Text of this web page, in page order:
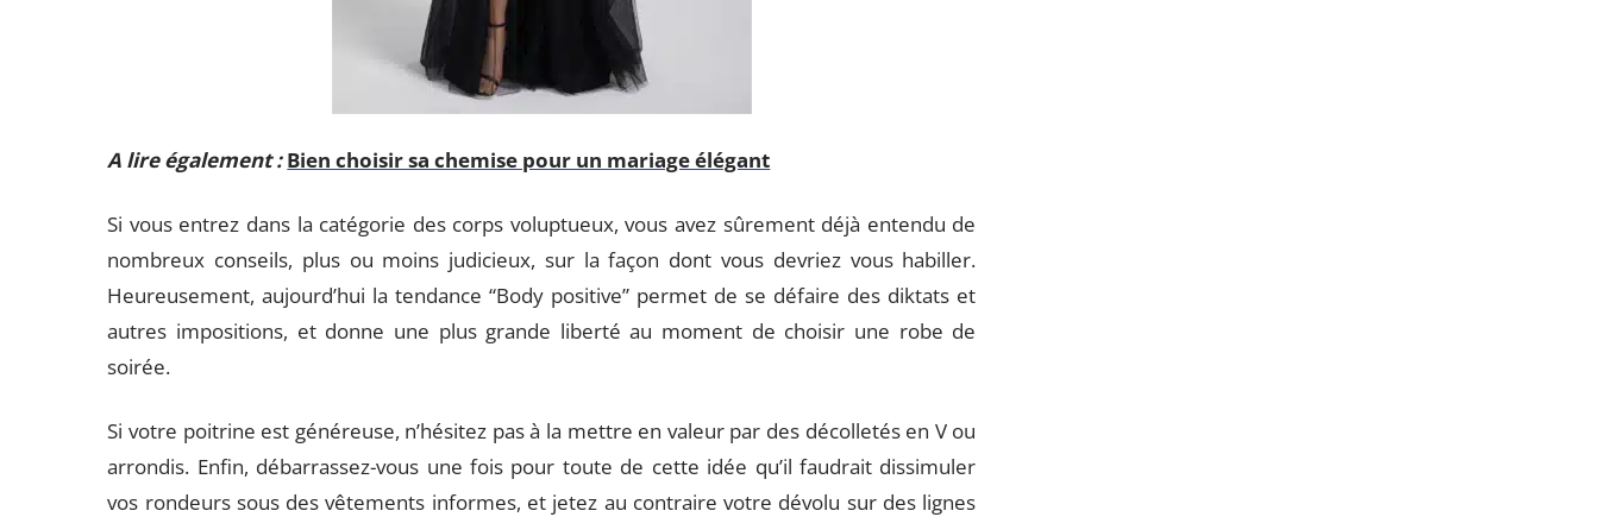
A lire également : Bien choisir sa chemise pour un mariage élégant
Si vous entrez dans la catégorie des corps voluptueux, vous avez sûrement déjà entendu de
nombreux conseils, plus ou moins judicieux, sur la façon dont vous devriez vous habiller.
Heureusement, aujourd’hui la tendance “Body positive” permet de se défaire des diktats et
autres impositions, et donne une plus grande liberté au moment de choisir une robe de
soirée.
Si votre poitrine est généreuse, n’hésitez pas à la mettre en valeur par des décolletés en V ou
arrondis. Enfin, débarrassez-vous une fois pour toute de cette idée qu’il faudrait dissimuler
vos rondeurs sous des vêtements informes, et jetez au contraire votre dévolu sur des lignes